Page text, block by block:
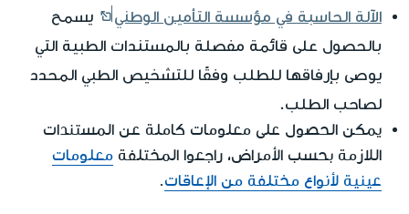
الآلة الحاسبة في مؤسسة التأمين الوطني
يسمح
بالحصول على قائمة مفصلة بالمستندات الطبية التي
يوصى بإرفاقها للطلب وفقًا للتشخيص الطبي المحدد
لصاحب الطلب.
يمكن الحصول على معلومات كاملة عن المستندات
اللازمة بحسب الأمراض، راجعوا المختلفة معلومات
عينية لأنواع مختلفة من الإعاقات.